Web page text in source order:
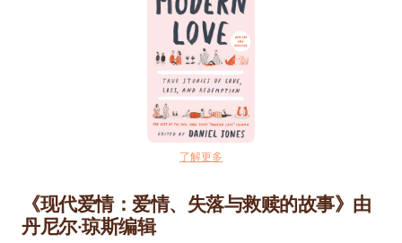
了解更多
《现代爱情：爱情、失落与救赎的故事》由
丹尼尔·琼斯编辑